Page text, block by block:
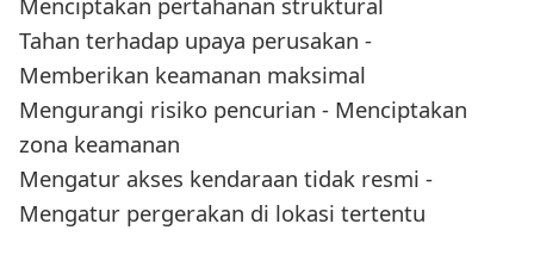
Tahan terhadap upaya perusakan -
Memberikan keamanan maksimal
Mengurangi risiko pencurian - Menciptakan
zona keamanan
Mengatur akses kendaraan tidak resmi -
Mengatur pergerakan di lokasi tertentu